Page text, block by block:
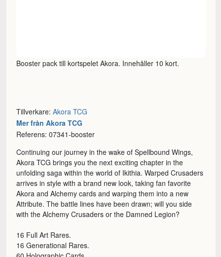
Booster pack till kortspelet Akora. Innehåller 10 kort.
Tillverkare:Akora TCG
Mer från Akora TCG
Referens: 07341-booster
Continuing our journey in the wake of Spellbound Wings,
Akora TCG brings you the next exciting chapter in the
unfolding saga within the world of Ikithia. Warped Crusaders
arrives in style with a brand new look, taking fan favorite
Akora and Alchemy cards and warping them into a new
Attribute. The battle lines have been drawn; will you side
with the Alchemy Crusaders or the Damned Legion?
16 Full Art Rares.
16 Generational Rares.